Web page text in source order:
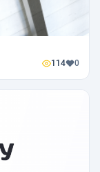
114 0